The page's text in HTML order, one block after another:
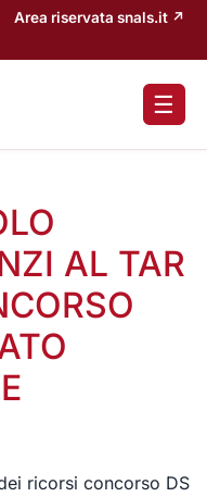
Area riservata snals.it ↗
☰
AL TAR
ricorsi concorso DS